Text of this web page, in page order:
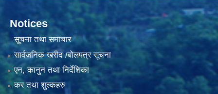
Notices
सूचना तथा समाचार
सार्वजनिक खरीद /बोलपत्र सूचना
एन, कानुन तथा निर्देशिका
कर तथा शुल्कहरु